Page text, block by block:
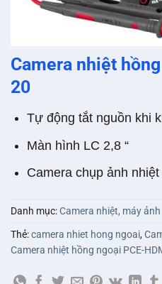
Camera nhiệt
20
Tự động tắt nguồn khi
Màn hình LC 2,8 “
Camera chụp ảnh
Danh mục:Camera nhiệt, máy
Thẻ:camera nhiet hong ngoai,
Camera nhiệt hồng ngoại PCE-